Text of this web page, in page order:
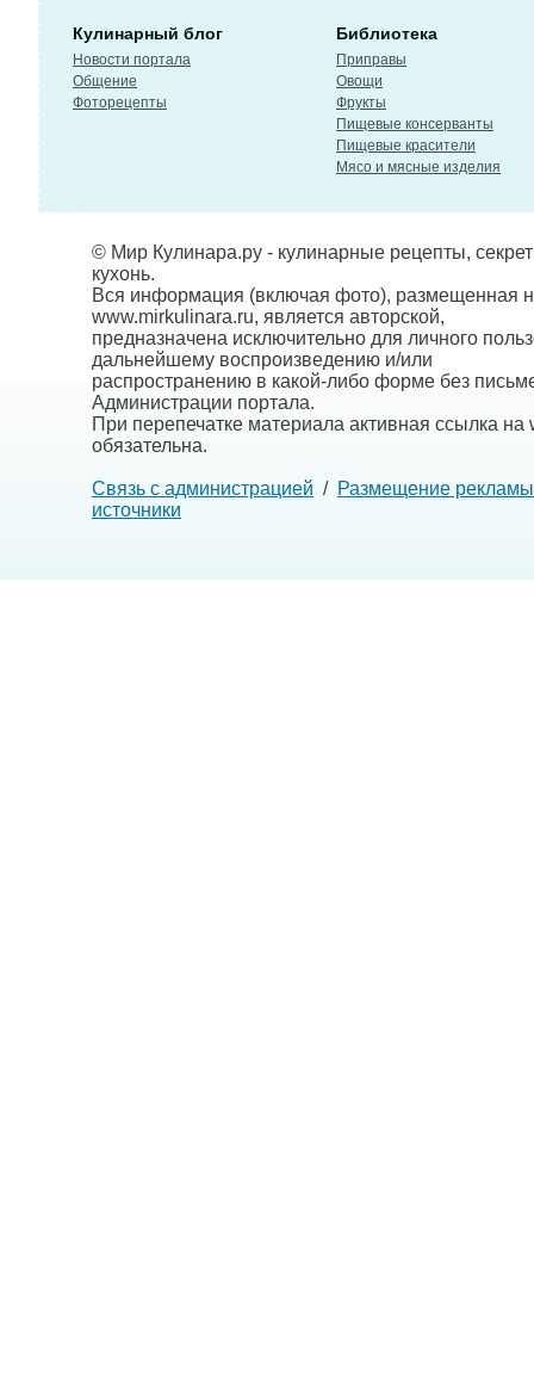
Кулинарный блог
Новости портала
Общение
Фоторецепты
Библиотека
Приправы
Овощи
Фрукты
Пищевые консерванты
Пищевые красители
Мясо и мясные изделия
© Мир Кулинара.ру - кулинарные рецепты,
кухонь.
Вся информация (включая фото), размещенная
www.mirkulinara.ru, является авторской,
предназначена исключительно для личного
дальнейшему воспроизведению и/или
распространению в какой-либо форме без
Администрации портала.
При перепечатке материала активная ссылка на
обязательна.
Связь с администрацией / Размещение рекламы
источники